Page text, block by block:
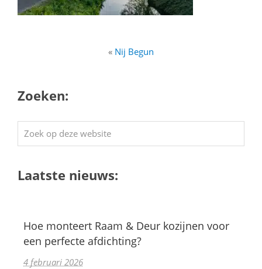
« Nij Begun
Zoeken:
Zoek
op
website
Laatste nieuws:
Hoe monteert Raam & Deur kozijnen voor
een perfecte afdichting?
4 februari 2026